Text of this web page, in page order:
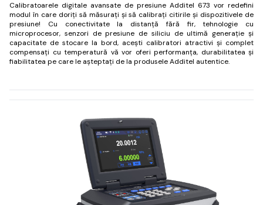
Calibratoarele digitale avansate de presiune Additel 673 vor redefini
modul în care doriți să măsurați și să calibrați citirile și dispozitivele de
presiune!
Cu conectivitate la distanță fără fir, tehnologie cu
microprocesor, senzori de presiune de siliciu de ultimă generație și
capacitate de stocare la bord, acești calibratori atractivi și complet
compensați cu temperatură vă vor oferi performanța, durabilitatea și
fiabilitatea pe care le așteptați de la produsele Additel autentice.